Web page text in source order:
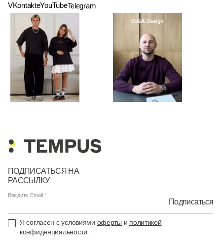
VKontakteYouTubeTelegram
ПОДПИСАТЬСЯ НА
РАССЫЛКУ
Введите Email
Подписаться
Я согласен с условиями оферты и политикой
конфиденциальности